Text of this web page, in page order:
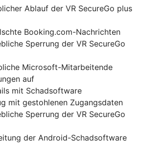
Ablauf der VR SecureGo plus
Booking.com-Nachrichten
Sperrung der VR SecureGo
Microsoft-Mitarbeitende
auf
mit Schadsoftware
mit gestohlenen Zugangsdaten
Sperrung der VR SecureGo
der Android-Schadsoftware